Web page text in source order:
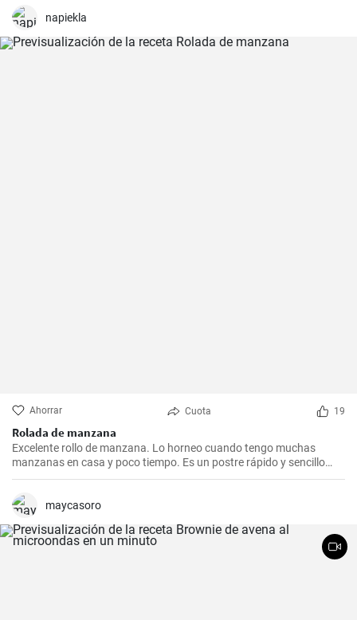
napiekla
Ahorrar Cuota 19
Rolada de manzana
Excelente rollo de manzana. Lo horneo cuando tengo muchas
manzanas en casa y poco tiempo. Es un postre rápido y sencillo
que siempre agrada.
maycasoro